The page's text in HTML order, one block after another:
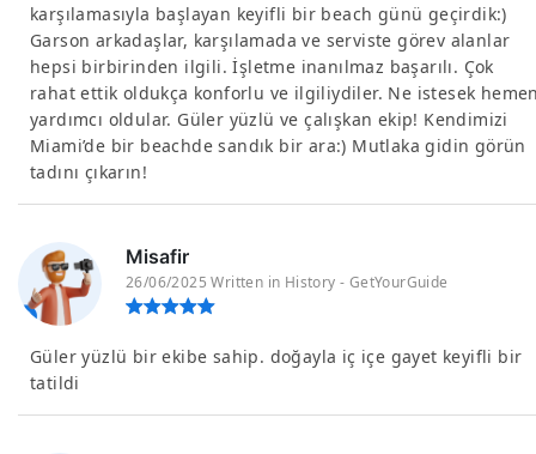
karşılamasıyla başlayan keyifli bir beach günü geçirdik:)
Garson arkadaşlar, karşılamada ve serviste görev alanlar
hepsi birbirinden ilgili. İşletme inanılmaz başarılı. Çok
rahat ettik oldukça konforlu ve ilgiliydiler. Ne istesek
yardımcı oldular. Güler yüzlü ve çalışkan ekip! Kendimizi
Miami’de bir beachde sandık bir ara:) Mutlaka gidin görün
tadını çıkarın!
Misafir
26/06/2025 Written in History - GetYourGuide
Güler yüzlü bir ekibe sahip. doğayla iç içe gayet keyifli bir
tatildi